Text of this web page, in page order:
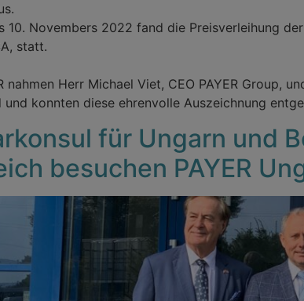
10. Novembers 2022 fand die Preisverleihung
statt.
nahmen Herr Michael Viet, CEO PAYER Group,
und konnten diese ehrenvolle Auszeichnung
für Ungarn und
besuchen PAYER